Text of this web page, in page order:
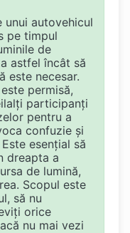
autovehicul
pe timpul
de
astfel încât să
este necesar.
permisă,
participanți
pentru a
confuzie și
esențial să
dreapta a
de lumină,
Scopul este
să nu
orice
nu mai vezi